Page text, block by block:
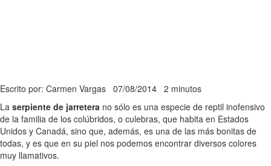
Escrito por: Carmen Vargas 07/08/2014 2 minutos
La serpiente de jarretera no sólo es una especie de reptil inofensivo
de la familia de los colúbridos, o culebras, que habita en Estados
Unidos y Canadá, sino que, además, es una de las más bonitas de
todas, y es que en su piel nos podemos encontrar diversos colores
muy llamativos.